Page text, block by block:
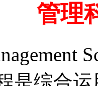
管理
是综合